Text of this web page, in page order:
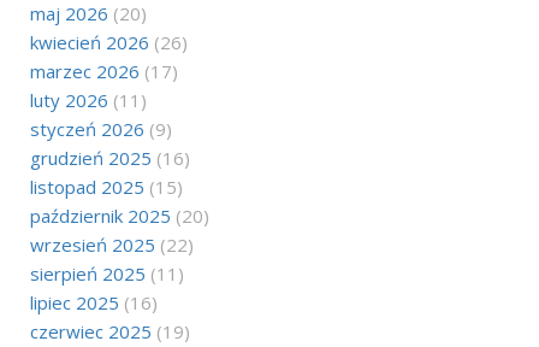
maj 2026 (20)
kwiecień 2026 (26)
marzec 2026 (17)
luty 2026 (11)
styczeń 2026 (9)
grudzień 2025 (16)
listopad 2025 (15)
październik 2025 (20)
wrzesień 2025 (22)
sierpień 2025 (11)
lipiec 2025 (16)
czerwiec 2025 (19)